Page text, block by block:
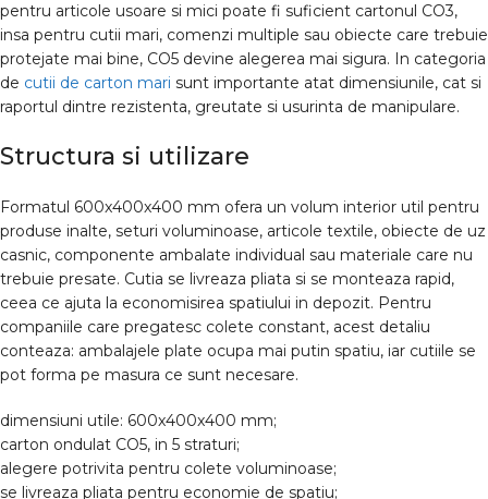
pentru articole usoare si mici poate fi suficient cartonul CO3,
insa pentru cutii mari, comenzi multiple sau obiecte care trebuie
protejate mai bine, CO5 devine alegerea mai sigura. In categoria
de cutii de carton mari sunt importante atat dimensiunile, cat si
raportul dintre rezistenta, greutate si usurinta de manipulare.
Structura si utilizare
Formatul 600x400x400 mm ofera un volum interior util pentru
produse inalte, seturi voluminoase, articole textile, obiecte de uz
casnic, componente ambalate individual sau materiale care nu
trebuie presate. Cutia se livreaza pliata si se monteaza rapid,
ceea ce ajuta la economisirea spatiului in depozit. Pentru
companiile care pregatesc colete constant, acest detaliu
conteaza: ambalajele plate ocupa mai putin spatiu, iar cutiile se
pot forma pe masura ce sunt necesare.
dimensiuni utile: 600x400x400 mm;
carton ondulat CO5, in 5 straturi;
alegere potrivita pentru colete voluminoase;
se livreaza pliata pentru economie de spatiu;